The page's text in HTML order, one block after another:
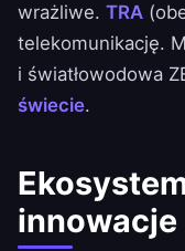
wrażliwe. TRA
telekomunikację.
i światłowodowa
świecie.